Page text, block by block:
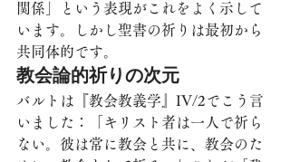
関係」という表現がこれをよく示して
います。しかし聖書の祈りは最初から
共同体的です。
教会論的祈りの次元
バルトは『教会教義学』IV/2でこう言
いました：「キリスト者は一人で祈ら
ない。彼は常に教会と共に、教会のた